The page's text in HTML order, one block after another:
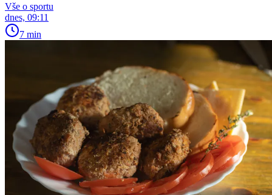
Vše o sportu
dnes, 09:11
7 min